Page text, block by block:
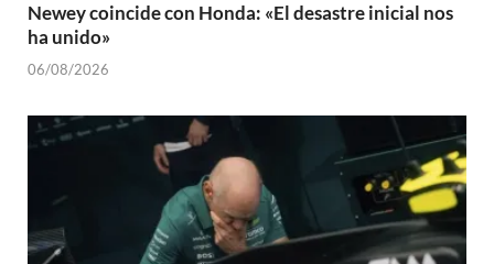
Newey coincide con Honda: «El desastre inicial nos
ha unido»
06/08/2026